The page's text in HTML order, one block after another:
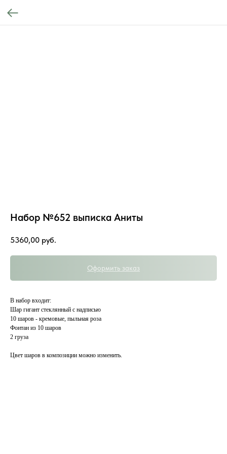
Набор №652 выписка Аниты
5360,00 руб.
Оформить заказ
В набор входит:
Шар гигант стеклянный с надписью
10 шаров - кремовые, пыльная роза
Фонтан из 10 шаров
2 груза
Цвет шаров в композиции можно изменить.